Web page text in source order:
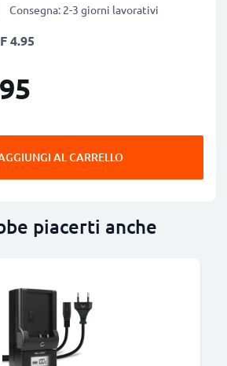
Consegna: 2-3 giorni lavorativi
4.95
AL CARRELLO
piacerti anche